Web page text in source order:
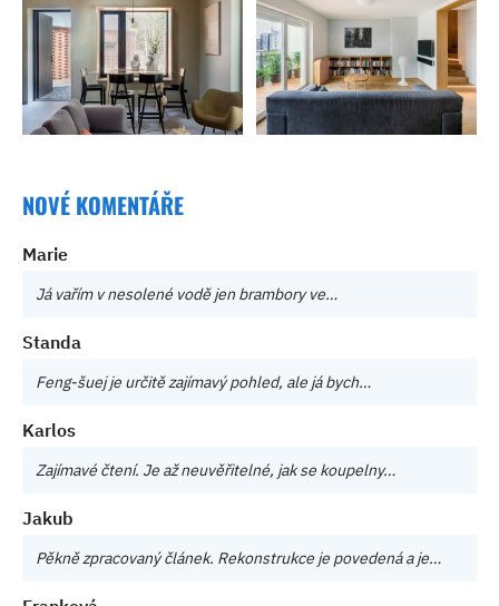
NOVÉ KOMENTÁŘE
Marie
Já vařím v nesolené vodě jen brambory ve…
Standa
Feng-šuej je určitě zajímavý pohled, ale já bych…
Karlos
Zajímavé čtení. Je až neuvěřitelné, jak se koupelny…
Jakub
Pěkně zpracovaný článek. Rekonstrukce je povedená a je…